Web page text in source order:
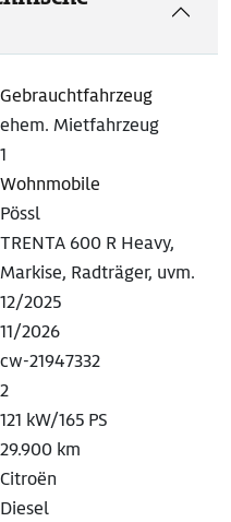
Gebrauchtfahrzeug
ehem. Mietfahrzeug
1
Wohnmobile
Pössl
TRENTA 600 R Heavy,
Markise, Radträger, uvm.
12/2025
11/2026
cw-21947332
2
121 kW/165 PS
29.900 km
Citroën
Diesel